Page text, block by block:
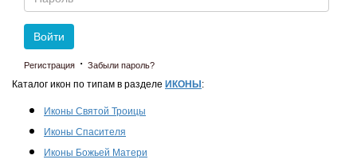
Войти
Регистрация · Забыли пароль?
Каталог икон по типам в разделе ИКОНЫ :
Иконы Святой Троицы
Иконы Спасителя
Иконы Божьей Матери